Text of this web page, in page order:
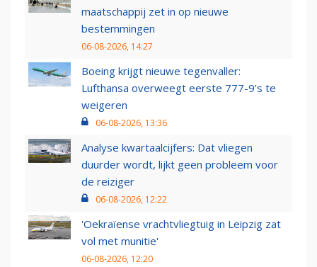
maatschappij zet in op nieuwe
bestemmingen
06-08-2026, 14:27
Boeing krijgt nieuwe tegenvaller:
Lufthansa overweegt eerste 777-9’s te
weigeren
06-08-2026, 13:36
Analyse kwartaalcijfers: Dat vliegen
duurder wordt, lijkt geen probleem voor
de reiziger
06-08-2026, 12:22
'Oekraïense vrachtvliegtuig in Leipzig zat
vol met munitie'
06-08-2026, 12:20